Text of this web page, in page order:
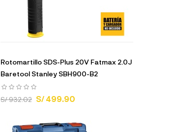
Rotomartillo SDS-Plus 20V Fatmax 2.0J
Baretool Stanley SBH900-B2
S/ 932.02 S/ 499.90